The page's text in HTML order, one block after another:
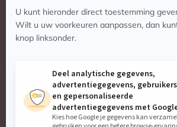
Contact
Vragen? Bekijk de contactpagina
Stuur ons een e-mail:
info@zaterdagmatinee.nl